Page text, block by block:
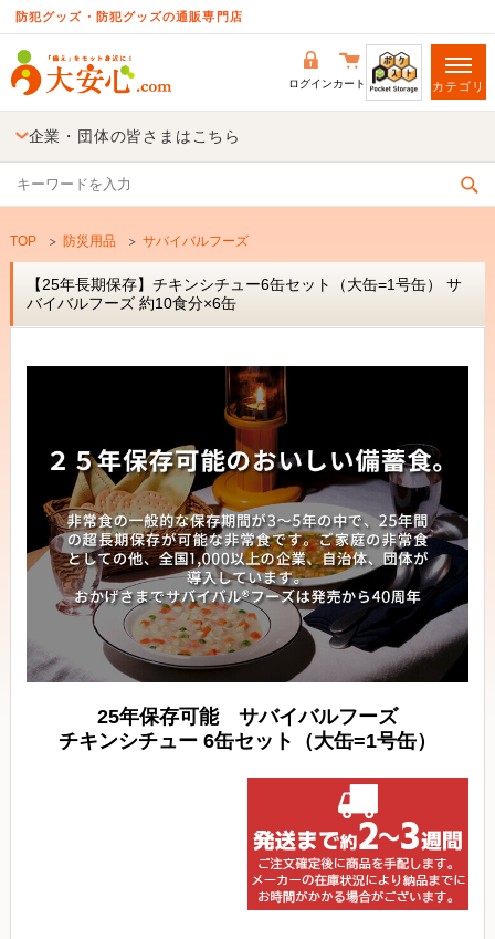
防犯グッズ・防犯グッズの通販専門店
ログインカート カテゴリ
企業・団体の皆さまはこちら
TOP 防災用品 サバイバルフーズ
【25年長期保存】チキンシチュー6缶セット（大缶=1号缶） サ
バイバルフーズ 約10食分×6缶
25年保存可能 サバイバルフーズ
チキンシチュー 6缶セット（大缶=1号缶）